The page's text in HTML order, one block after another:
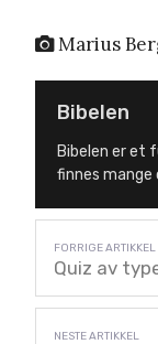
Marius
Bibelen
Bibelen er et
finnes mange
Quiz av